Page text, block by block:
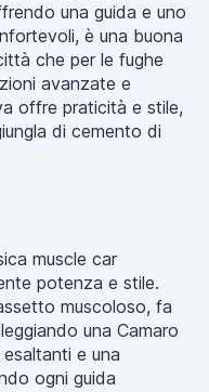
una guida e uno
è una buona
che per le fughe
avanzate e
offre praticità e stile,
di cemento di
muscle car
potenza e stile.
muscoloso, fa
una Camaro
e una
ogni guida